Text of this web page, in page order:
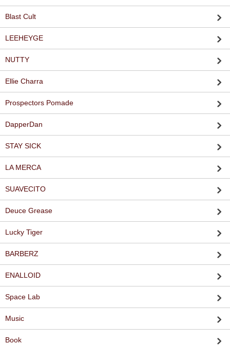
Blast Cult
LEEHEYGE
NUTTY
Ellie Charra
Prospectors Pomade
DapperDan
STAY SICK
LA MERCA
SUAVECITO
Deuce Grease
Lucky Tiger
BARBERZ
ENALLOID
Space Lab
Music
Book